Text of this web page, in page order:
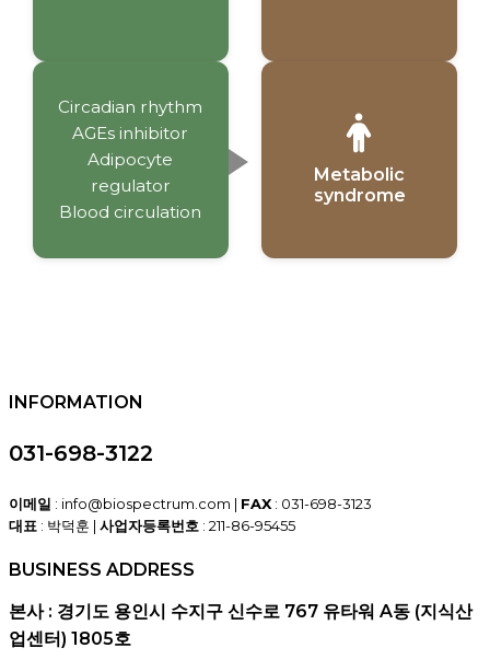
Circadian rhythm
AGEs inhibitor
Adipocyte
regulator
Blood circulation
Metabolic
syndrome
INFORMATION
031-698-3122
이메일 : info@biospectrum.com | FAX : 031-698-3123
대표 : 박덕훈 | 사업자등록번호 : 211-86-95455
BUSINESS ADDRESS
본사 : 경기도 용인시 수지구 신수로 767 유타워 A동 (지식산
업센터) 1805호